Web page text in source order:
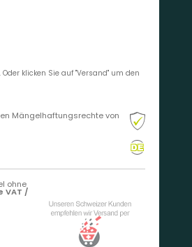
. Oder klicken Sie auf "Versand" um den
Mängelhaftungsrechte von
ohne
VAT /